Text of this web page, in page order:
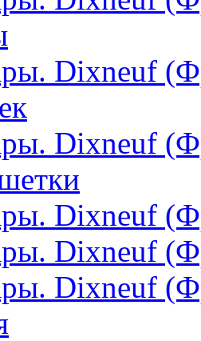
Dixneuf
Dixneuf
Dixneuf
Dixneuf
Dixneuf